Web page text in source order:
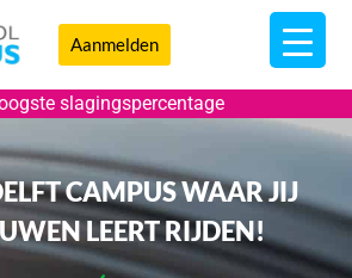
Aanmelden
slagingspercentage
CAMPUS WAAR JIJ
LEERT RIJDEN!